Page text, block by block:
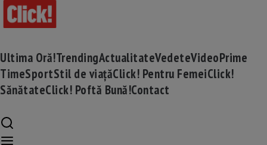
Ultima Oră!TrendingActualitateVedeteVideoPrime
TimeSportStil de viațăClick! Pentru FemeiClick!
SănătateClick! Poftă Bună!Contact